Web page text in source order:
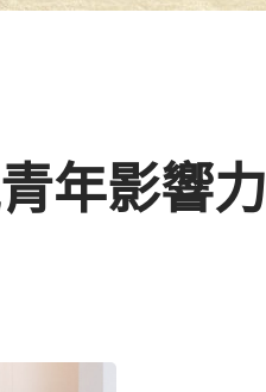
年影響力